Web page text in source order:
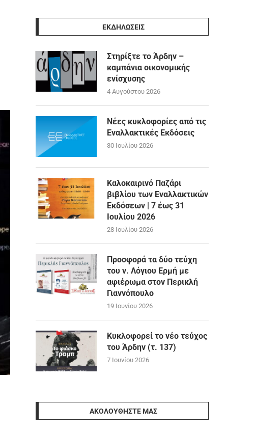
ΕΚΔΗΛΩΣΕΙΣ
Στηρίξτε το Άρδην –
καμπάνια οικονομικής
ενίσχυσης
4 Αυγούστου 2026
Νέες κυκλοφορίες από τις
Εναλλακτικές Εκδόσεις
30 Ιουλίου 2026
Καλοκαιρινό Παζάρι
βιβλίου των Εναλλακτικών
Εκδόσεων | 7 έως 31
Ιουλίου 2026
28 Ιουλίου 2026
Προσφορά τα δύο τεύχη
του ν. Λόγιου Ερμή με
αφιέρωμα στον Περικλή
Γιαννόπουλο
19 Ιουνίου 2026
Κυκλοφορεί το νέο τεύχος
του Άρδην (τ. 137)
7 Ιουνίου 2026
ΑΚΟΛΟΥΘΉΣΤΕ ΜΑΣ